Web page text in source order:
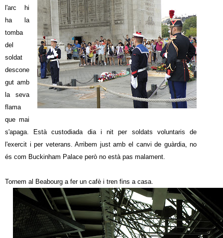
l'arc hi
ha la
tomba
del
soldat
descone
gut amb
la seva
flama
que mai
s'apaga. Està custodiada dia i nit per soldats voluntaris de
l'exercit i per veterans. Arribem just amb el canvi de guàrdia, no
és com Buckinham Palace però no està pas malament.
Tornem al Beabourg a fer un cafè i tren fins a casa.